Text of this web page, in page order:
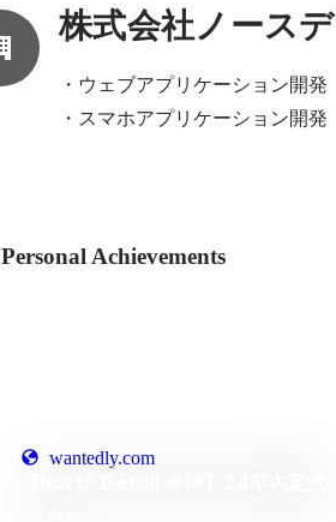
株式会社ノース
・ウェブアプリケーション開発
・スマホアプリケーション開発
Personal Achievements
wantedly.com